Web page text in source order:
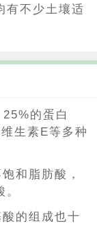
有不少土壤适
的蛋白
生素E等多种
和脂肪酸，
的组成也十